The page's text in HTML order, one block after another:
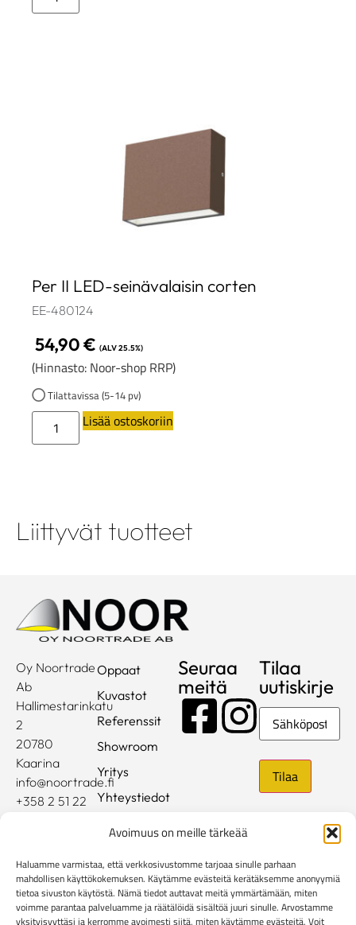
Avoimuus on meille tärkeää
Haluamme varmistaa, että verkkosivustomme tarjoaa sinulle parhaan
mahdollisen käyttökokemuksen. Käytämme evästeitä kerätäksemme anonyymiä
tietoa sivuston käytöstä. Nämä tiedot auttavat meitä ymmärtämään, miten
voimme parantaa palveluamme ja räätälöidä sisältöä juuri sinulle. Arvostamme
yksityisyyttäsi ja kerromme avoimesti siitä, miten käytämme evästeitä. Voit
Per II LED-seinävalaisin corten
EE-480124
54,90€ (ALV 25.5%)
(Hinnasto: Noor-shop RRP)
Tilattavissa (5-14 pv)
Lisää ostoskoriin
Liittyvät tuotteet
Oy Noortrade
Ab
Hallimestarinkatu
2
20780
Kaarina
info@noortrade.fi
+358 2 51 22
Oppaat
Kuvastot
Referenssit
Showroom
Yritys
Yhteystiedot
Mediapankki
Seuraa
meitä
Tilaa
uutiskirje
Sähköposti
Rekisteri- ja tietosuojaseloste